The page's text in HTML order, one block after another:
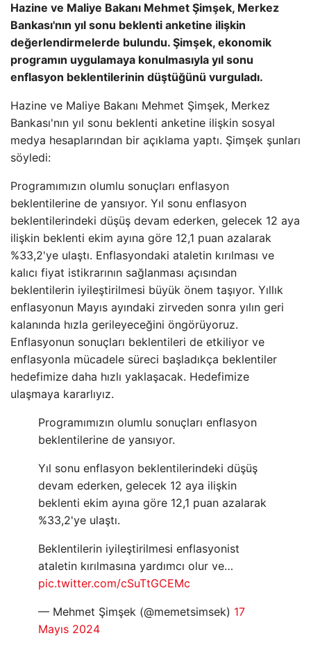
Hazine ve Maliye Bakanı Mehmet Şimşek, Merkez
Bankası'nın yıl sonu beklenti anketine ilişkin
değerlendirmelerde bulundu. Şimşek, ekonomik
programın uygulamaya konulmasıyla yıl sonu
enflasyon beklentilerinin düştüğünü vurguladı.
Hazine ve Maliye Bakanı Mehmet Şimşek, Merkez
Bankası'nın yıl sonu beklenti anketine ilişkin sosyal
medya hesaplarından bir açıklama yaptı. Şimşek şunları
söyledi:
Programımızın olumlu sonuçları enflasyon
beklentilerine de yansıyor. Yıl sonu enflasyon
beklentilerindeki düşüş devam ederken, gelecek 12 aya
ilişkin beklenti ekim ayına göre 12,1 puan azalarak
%33,2'ye ulaştı. Enflasyondaki ataletin kırılması ve
kalıcı fiyat istikrarının sağlanması açısından
beklentilerin iyileştirilmesi büyük önem taşıyor. Yıllık
enflasyonun Mayıs ayındaki zirveden sonra yılın geri
kalanında hızla gerileyeceğini öngörüyoruz.
Enflasyonun sonuçları beklentileri de etkiliyor ve
enflasyonla mücadele süreci başladıkça beklentiler
hedefimize daha hızlı yaklaşacak. Hedefimize
ulaşmaya kararlıyız.
Programımızın olumlu sonuçları enflasyon
beklentilerine de yansıyor.
Yıl sonu enflasyon beklentilerindeki düşüş
devam ederken, gelecek 12 aya ilişkin
beklenti ekim ayına göre 12,1 puan azalarak
%33,2'ye ulaştı.
Beklentilerin iyileştirilmesi enflasyonist
ataletin kırılmasına yardımcı olur ve…
pic.twitter.com/cSuTtGCEMc
— Mehmet Şimşek (@memetsimsek) 17
Mayıs 2024